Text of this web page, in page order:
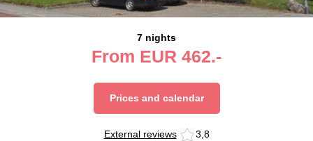
7 nights
From EUR 462.-
Prices and calendar
External reviews 3,8